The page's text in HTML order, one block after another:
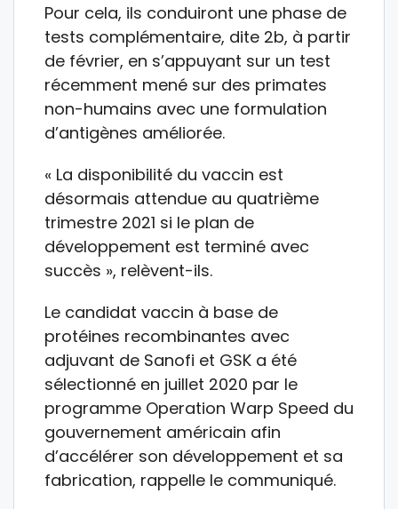
Pour cela, ils conduiront une phase de
tests complémentaire, dite 2b, à partir
de février, en s’appuyant sur un test
récemment mené sur des primates
non-humains avec une formulation
d’antigènes améliorée.
« La disponibilité du vaccin est
désormais attendue au quatrième
trimestre 2021 si le plan de
développement est terminé avec
succès », relèvent-ils.
Le candidat vaccin à base de
protéines recombinantes avec
adjuvant de Sanofi et GSK a été
sélectionné en juillet 2020 par le
programme Operation Warp Speed du
gouvernement américain afin
d’accélérer son développement et sa
fabrication, rappelle le communiqué.